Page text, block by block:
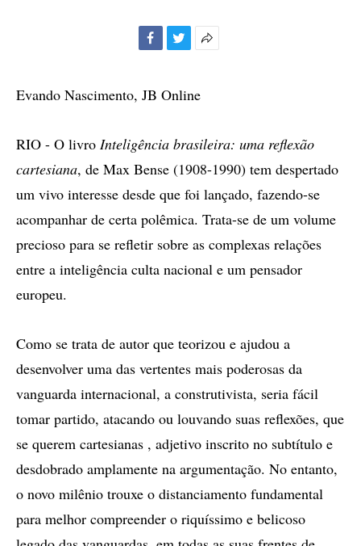
compartilhamento
Evando Nascimento, JB Online
RIO - O livro Inteligência brasileira: uma reflexão
cartesiana, de Max Bense (1908-1990) tem despertado
um vivo interesse desde que foi lançado, fazendo-se
acompanhar de certa polêmica. Trata-se de um volume
precioso para se refletir sobre as complexas relações
entre a inteligência culta nacional e um pensador
europeu.
Como se trata de autor que teorizou e ajudou a
desenvolver uma das vertentes mais poderosas da
vanguarda internacional, a construtivista, seria fácil
tomar partido, atacando ou louvando suas reflexões, que
se querem cartesianas , adjetivo inscrito no subtítulo e
desdobrado amplamente na argumentação. No entanto,
o novo milênio trouxe o distanciamento fundamental
para melhor compreender o riquíssimo e belicoso